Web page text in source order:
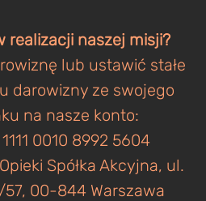
realizacji naszej misji?
lub ustawić stałe
darowizny ze swojego
na nasze konto:
0010 8992 5604
Spółka Akcyjna, ul.
00-844 Warszawa